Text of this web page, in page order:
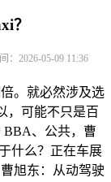
？
：2026-05-09 11:36
。就必然涉及选
，可能不只是百
BBA、公共，曹
什么？正在车展
旭东：从动驾驶